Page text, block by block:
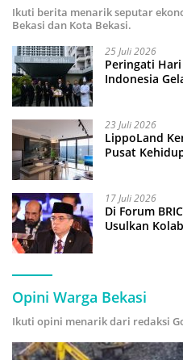
Ikuti berita menarik seputar
Bekasi dan Kota Bekasi.
25 Juli 2026
Peringati
Indonesia
23 Juli 2026
LippoLand
Pusat
17 Juli 2026
Di Forum
Usulkan
Opini Warga Bekasi
Ikuti opini menarik dari redaksi